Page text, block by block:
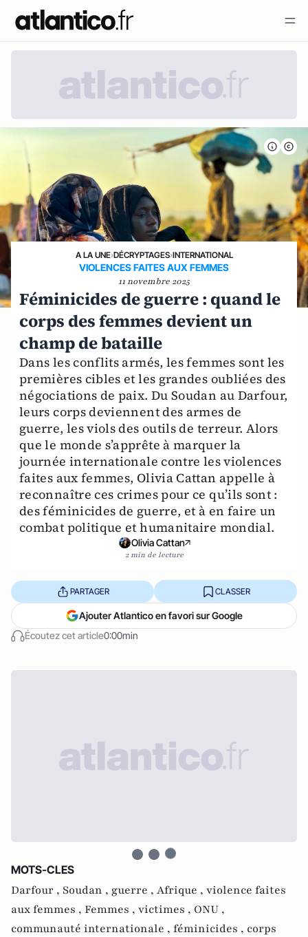
A LA UNE›DÉCRYPTAGES›INTERNATIONAL
VIOLENCES FAITES AUX FEMMES
11 novembre 2025
Féminicides de guerre : quand le
corps des femmes devient un
champ de bataille
Dans les conflits armés, les femmes sont les
premières cibles et les grandes oubliées des
négociations de paix. Du Soudan au Darfour,
leurs corps deviennent des armes de
guerre, les viols des outils de terreur. Alors
que le monde s’apprête à marquer la
journée internationale contre les violences
faites aux femmes, Olivia Cattan appelle à
reconnaître ces crimes pour ce qu’ils sont :
des féminicides de guerre, et à en faire un
combat politique et humanitaire mondial.
Olivia Cattan
2 min de lecture
Écoutez cet article0:00min
PARTAGER CLASSER
Ajouter Atlantico en favori sur Google
MOTS-CLES
Darfour , Soudan , guerre , Afrique , violence faites
aux femmes , Femmes , victimes , ONU ,
communauté internationale , féminicides , corps